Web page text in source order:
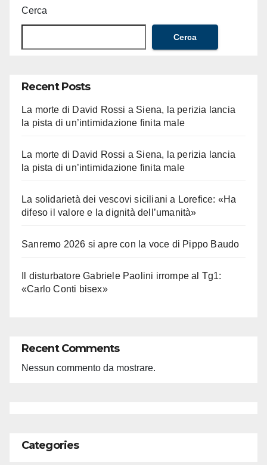
Cerca
Cerca
Recent Posts
La morte di David Rossi a Siena, la perizia lancia
la pista di un’intimidazione finita male
La morte di David Rossi a Siena, la perizia lancia
la pista di un’intimidazione finita male
La solidarietà dei vescovi siciliani a Lorefice: «Ha
difeso il valore e la dignità dell’umanità»
Sanremo 2026 si apre con la voce di Pippo Baudo
Il disturbatore Gabriele Paolini irrompe al Tg1:
«Carlo Conti bisex»
Recent Comments
Nessun commento da mostrare.
Categories